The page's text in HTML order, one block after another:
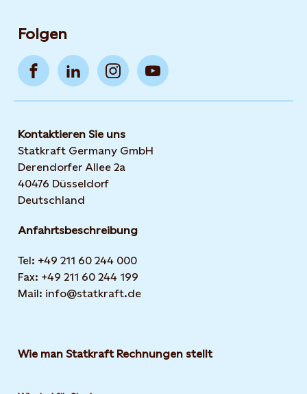
Folgen
Kontaktieren Sie uns
Statkraft Germany GmbH
Derendorfer Allee 2a
40476 Düsseldorf
Deutschland
Anfahrtsbeschreibung
Tel: +49 211 60 244 000
Fax: +49 211 60 244 199
Mail: info@statkraft.de
Wie man Statkraft Rechnungen stellt